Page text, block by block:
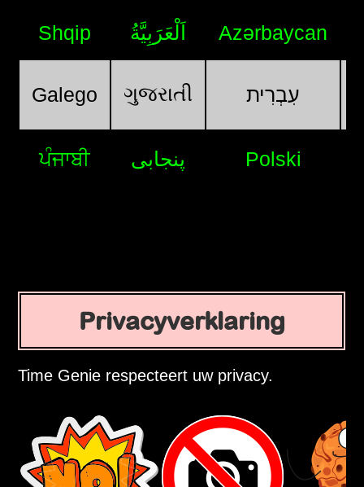
Shqip اَلْعَرَبِيَّةُ Azərbaycan
Galego ગુજરાતી עִבְרִית
ਪੰਜਾਬੀ پنجابی Polski
Privacyverklaring
Time Genie respecteert uw privacy.